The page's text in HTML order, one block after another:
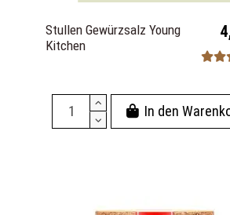
Stullen Gewürzsalz Young
Kitchen
In den